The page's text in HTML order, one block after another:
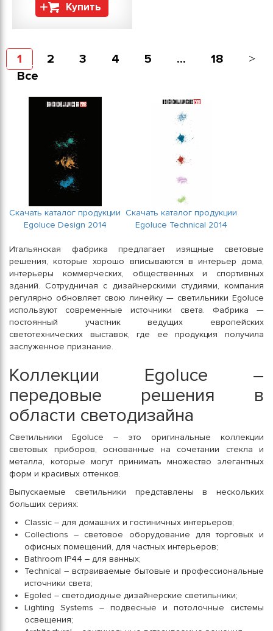
Купить
1 2 3 4 5 ...
18
Все
Скачать каталог продукции
Egoluce Design 2014
Скачать каталог продукции
Egoluce Technical 2014
Итальянская фабрика предлагает изящные световые
решения, которые хорошо вписываются в интерьер дома,
интерьеры коммерческих, общественных и спортивных
зданий. Сотрудничая с дизайнерскими студиями, компания
регулярно обновляет свою линейку — светильники Egoluce
используют современные источники света. Фабрика —
постоянный участник ведущих европейских
светотехнических выставок, где ее продукция получила
заслуженное признание.
Коллекции Egoluce –
передовые решения в
области светодизайна
Светильники Egoluce – это оригинальные коллекции
световых приборов, основанные на сочетании стекла и
металла, которые могут принимать множество элегантных
форм и красивых оттенков.
Выпускаемые светильники представлены в нескольких
больших сериях:
Classic – для домашних и гостиничных интерьеров;
Collections – световое оборудование для торговых и
офисных помещений, для частных интерьеров;
Bathroоm IP44 – для ванных;
Technical – встраиваемые бытовые и профессиональные
источники света;
Egoled – светодиодные дизайнерские светильники;
Lighting Systems – подвесные и потолочные системы
освещения;